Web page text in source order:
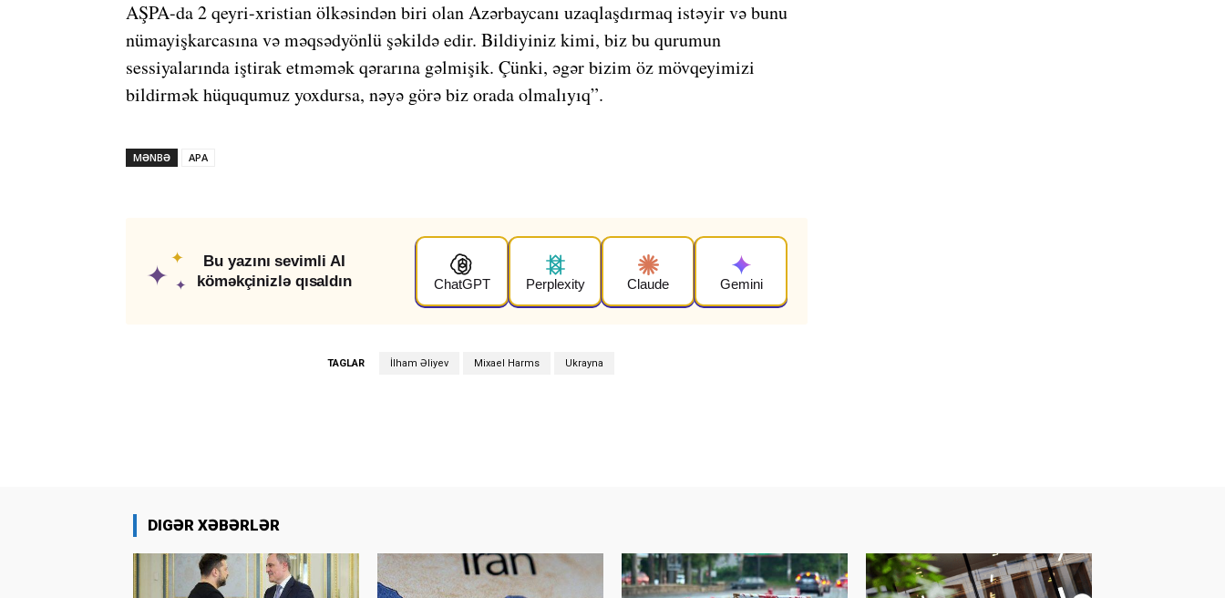
AŞPA-da 2 qeyri-xristian ölkəsindən biri olan Azərbaycanı uzaqlaşdırmaq istəyir və bunu
nümayişkarcasına və məqsədyönlü şəkildə edir. Bildiyiniz kimi, biz bu qurumun
sessiyalarında iştirak etməmək qərarına gəlmişik. Çünki, əgər bizim öz mövqeyimizi
bildirmək hüququmuz yoxdursa, nəyə görə biz orada olmalıyıq”.
MƏNBƏ APA
✦
✦
✦
Bu yazını sevimli AI
köməkçinizlə qısaldın
ChatGPT Perplexity Claude Gemini
TAGLAR İlham Əliyev Mixael Harms Ukrayna
DIGƏR XƏBƏRLƏR